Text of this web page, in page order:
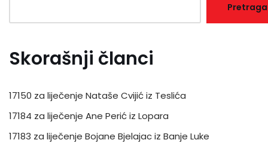
Pretraga
Skorašnji članci
17150 za liječenje Nataše Cvijić iz Teslića
17184 za liječenje Ane Perić iz Lopara
17183 za liječenje Bojane Bjelajac iz Banje Luke